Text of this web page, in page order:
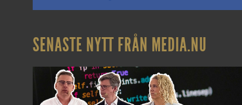
SENASTE NYTT FRÅN MEDIA.NU